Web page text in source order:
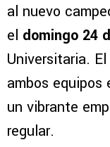
al nuevo
el domingo 24
Universitaria.
ambos
un vibrante
regular.